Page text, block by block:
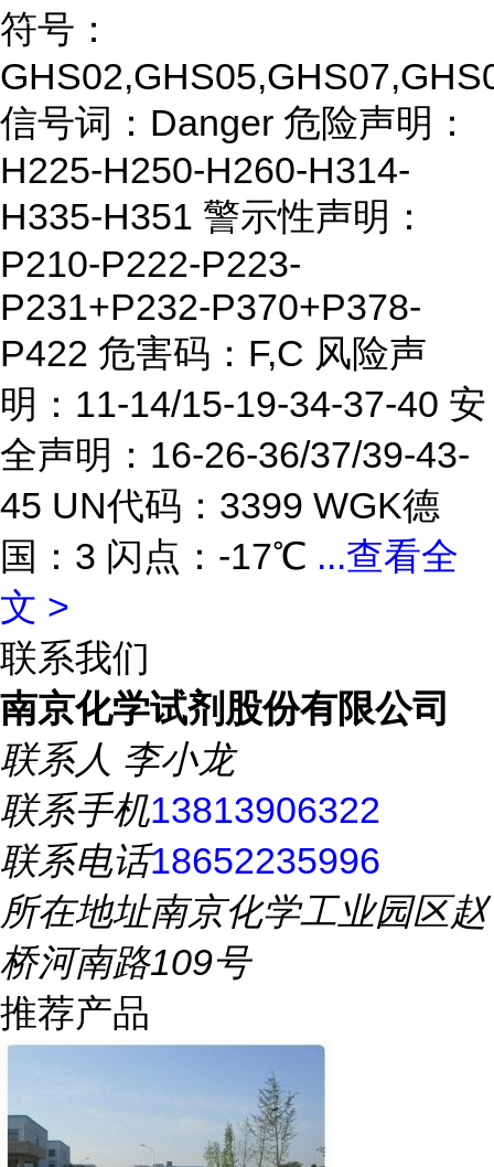
符号：
信号词：Danger 危险声明：
H225-H250-H260-H314-
H335-H351 警示性声明：
P210-P222-P223-
P231+P232-P370+P378-
P422 危害码：F,C 风险声
明：11-14/15-19-34-37-40 安
全声明：16-26-36/37/39-43-
45 UN代码：3399 WGK德
国：3 闪点：-17℃ ...查看全
文 >
联系我们
南京化学试剂股份有限公司
联系人 李小龙
联系手机13813906322
联系电话18652235996
所在地址南京化学工业园区赵
桥河南路109号
推荐产品